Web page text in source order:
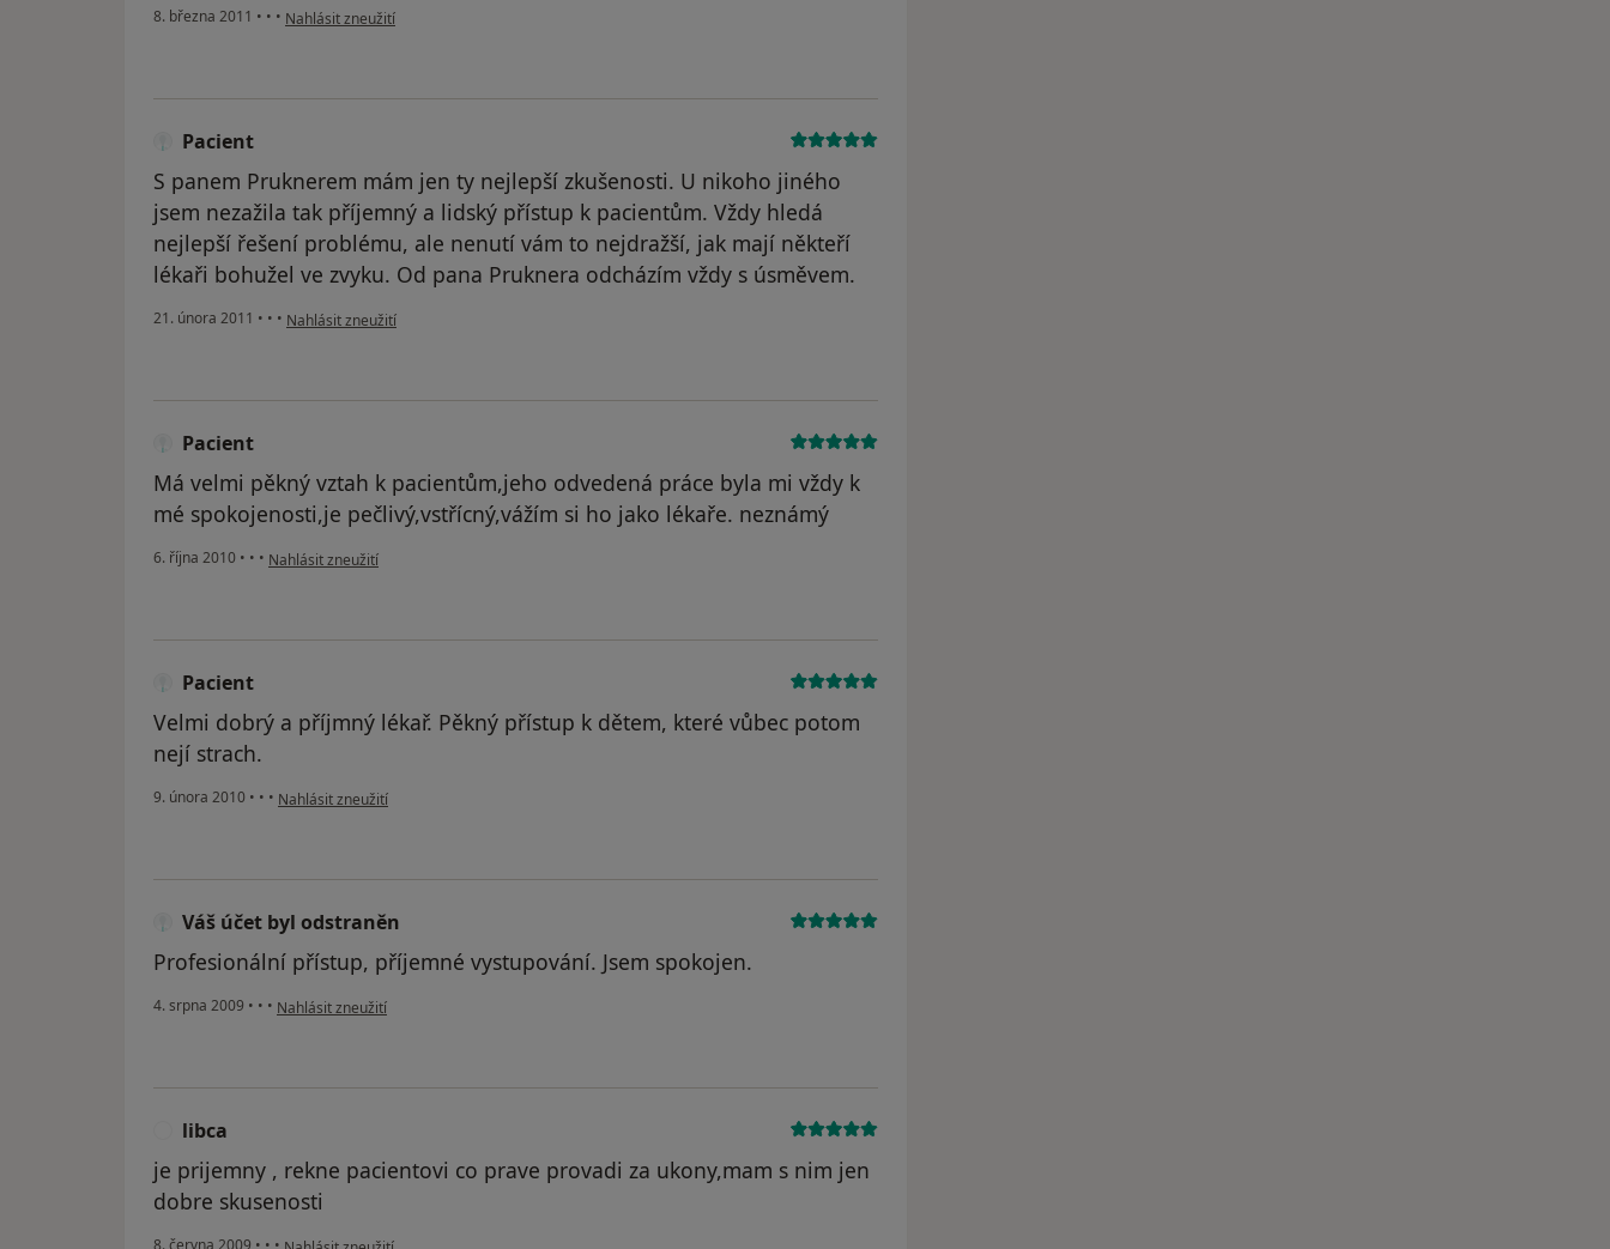
8. března 2011 • • • podle názoru uživatele Váš účet byl odstraněn
Nahlásit zneužití
Pacient
S panem Pruknerem mám jen ty nejlepší zkušenosti. U nikoho jiného
jsem nezažila tak příjemný a lidský přístup k pacientům. Vždy hledá
nejlepší řešení problému, ale nenutí vám to nejdražší, jak mají někteří
lékaři bohužel ve zvyku. Od pana Pruknera odcházím vždy s úsměvem.
21. února 2011 • • • podle názoru uživatele Pacient
Nahlásit zneužití
Pacient
Má velmi pěkný vztah k pacientům,jeho odvedená práce byla mi vždy k
mé spokojenosti,je pečlivý,vstřícný,vážím si ho jako lékaře. neznámý
6. října 2010 • • • podle názoru uživatele Pacient
Nahlásit zneužití
Pacient
Velmi dobrý a příjmný lékař. Pěkný přístup k dětem, které vůbec potom
nejí strach.
9. února 2010 • • • podle názoru uživatele Pacient
Nahlásit zneužití
Váš účet byl odstraněn
Profesionální přístup, příjemné vystupování. Jsem spokojen.
4. srpna 2009 • • • podle názoru uživatele Váš účet byl odstraněn
Nahlásit zneužití
libca
je prijemny , rekne pacientovi co prave provadi za ukony,mam s nim jen
dobre skusenosti
8. června 2009 • • • podle názoru uživatele libca